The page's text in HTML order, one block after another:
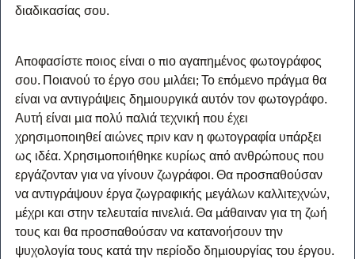
διαδικασίας σου.
Αποφασίστε ποιος είναι ο πιο αγαπημένος φωτογράφος
σου. Ποιανού το έργο σου μιλάει; Το επόμενο πράγμα θα
είναι να αντιγράψεις δημιουργικά αυτόν τον φωτογράφο.
Αυτή είναι μια πολύ παλιά τεχνική που έχει
χρησιμοποιηθεί αιώνες πριν καν η φωτογραφία υπάρξει
ως ιδέα. Χρησιμοποιήθηκε κυρίως από ανθρώπους που
εργάζονταν για να γίνουν ζωγράφοι. Θα προσπαθούσαν
να αντιγράψουν έργα ζωγραφικής μεγάλων καλλιτεχνών,
μέχρι και στην τελευταία πινελιά. Θα μάθαιναν για τη ζωή
τους και θα προσπαθούσαν να κατανοήσουν την
ψυχολογία τους κατά την περίοδο δημιουργίας του έργου.